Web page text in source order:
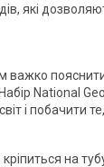
які
важко
National
і побачити
на